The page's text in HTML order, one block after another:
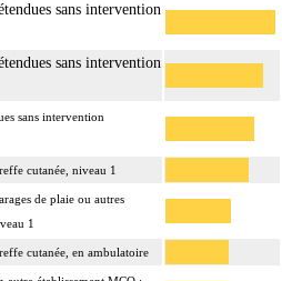
sans intervention
sans intervention
sans intervention
cutanée, niveau 1
de plaie ou autres
1
cutanée, en ambulatoire